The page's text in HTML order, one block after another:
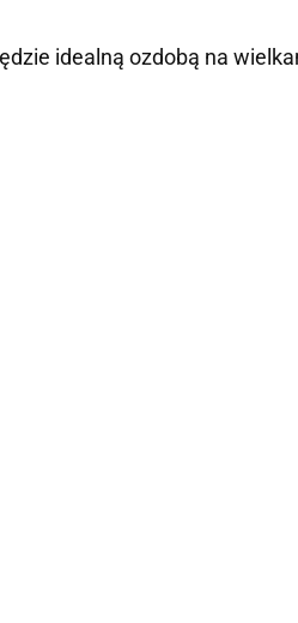
idealną ozdobą na